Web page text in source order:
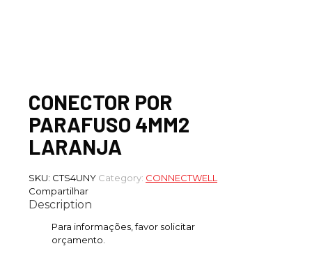
CONECTOR POR
PARAFUSO 4MM2
LARANJA
SKU: CTS4UNY Category: CONNECTWELL
Compartilhar
Description
Para informações, favor solicitar
orçamento.